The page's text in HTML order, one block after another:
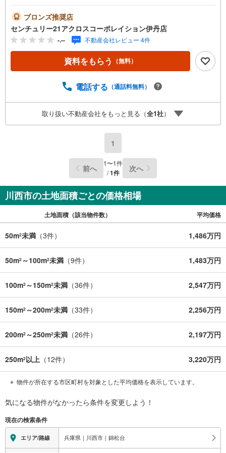
住宅地に立地しております＝＝＝＝＝センチュリー21アク
ロスグループの3つの特徴＝＝＝＝＝＝■センチュリー21グ
ループで26年連続No.1（1997年～2022年兵庫地区仲介実
績） 西宮・尼崎・伊丹・宝塚にて8店舗展開中。阪神間で
の購入や売却は当店にお任せ下さい■お客様駐車場、キッズ
スペースがございます。 8店舗すべて駅前にございます
心ください。■取り扱い物件多数ございます。 地域密着の
ションを始め多数物件を取り扱っています。Yahoo！不動
産に掲載しきれない物件もご紹介できます。お気軽にお問
合せください。弊社ホームページへは「C21アクロス」で
ブロンズ推奨店
センチュリー21アクロスコーポレイション伊丹店
-.-- 不動産会社レビュー 4件
資料をもらう （無料）
電話する （通話料無料）
取り扱い不動産会社をもっと見る（全1社）
1
前へ 1〜1件
/1件 次へ
川西市の土地面積ごとの価格相場
土地面積（該当物件数） 平均価格
50m2未満 （3件） 1,486万円
50m2 ～100m2未満 （9件） 1,483万円
100m2 ～150m2未満 （36件） 2,547万円
150m2 ～200m2未満 （33件） 2,256万円
200m2 ～250m2未満 （26件） 2,197万円
250m2以上 （12件） 3,220万円
物件が所在する市区町村を対象とした平均価格を表示しています。
気になる物件がなかったら条件を変更しよう！
現在の検索条件
エリア/路線 兵庫県｜川西市｜錦松台